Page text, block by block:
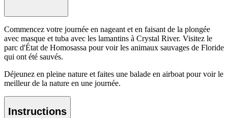
Commencez votre journée en nageant et en faisant de la plongée
avec masque et tuba avec les lamantins à Crystal River. Visitez le
parc d'État de Homosassa pour voir les animaux sauvages de Floride
qui ont été sauvés.
Déjeunez en pleine nature et faites une balade en airboat pour voir le
meilleur de la nature en une journée.
Instructions